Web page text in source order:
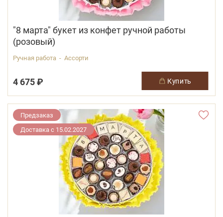
"8 марта" букет из конфет ручной работы
(розовый)
Ручная работа - Ассорти
4 675 ₽ купить
Предзаказ
Доставка с 15.02.2027